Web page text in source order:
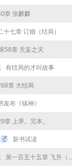
章 张麒麟
十七章 订婚（结局）
58章 无妄之灾
有结局的才叫故事
章 大结局
发布《镇神》
章 上界。完本。
新书试读
第一百五十五章 飞升（大结局）